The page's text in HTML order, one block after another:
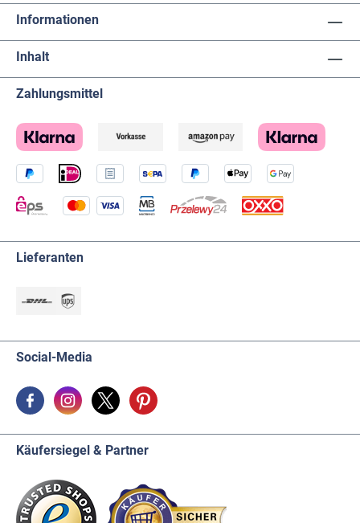
Informationen
Inhalt
Zahlungsmittel
Lieferanten
Social-Media
Käufersiegel & Partner